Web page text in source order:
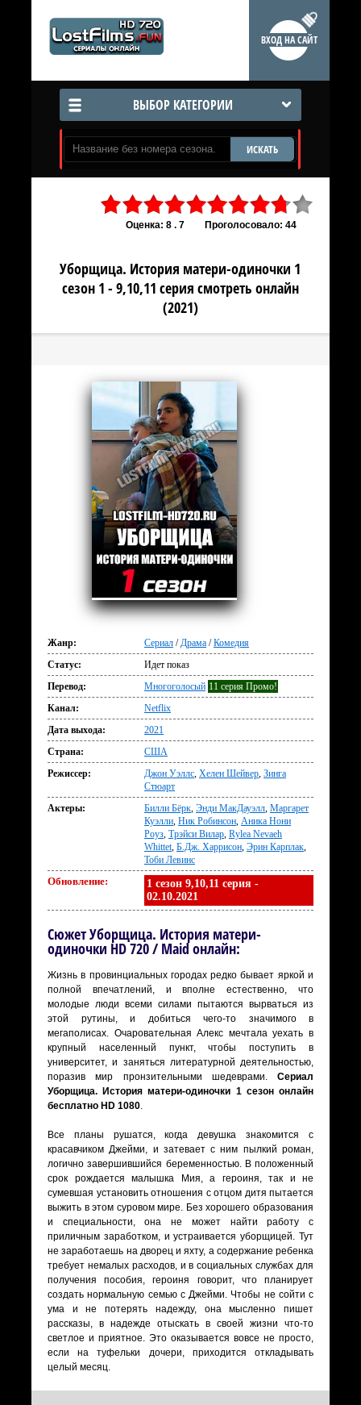
ВХОД НА САЙТ
ВЫБОР КАТЕГОРИИ
ИСКАТЬ
Оценка: 8 . 7 Проголосовало: 44
Уборщица. История матери-одиночки 1
сезон 1 - 9,10,11 серия смотреть онлайн
(2021)
Жанр: Сериал /Драма /Комедия
Статус:
Идет показ
Перевод:
Многоголосый 11 серия Промо!
Канал:
Netflix
Дата выхода:
2021
Страна:
США
Режиссер:
Джон Уэллс, Хелен Шейвер, Зинга
Стюарт
Актеры:
Билли Бёрк, Энди МакДауэлл, Маргарет
Куэлли, Ник Робинсон, Аника Нони
Роуз, Трэйси Вилар, Rylea Nevaeh
Whittet, Б.Дж. Харрисон, Эрин Карплак,
Тоби Левинс
Обновление:
1 сезон 9,10,11 серия -
02.10.2021
Сюжет Уборщица. История матери-
одиночки HD 720 / Maid онлайн:
Жизнь в провинциальных городах редко бывает яркой и
полной впечатлений, и вполне естественно, что
молодые люди всеми силами пытаются вырваться из
этой рутины, и добиться чего-то значимого в
мегаполисах. Очаровательная Алекс мечтала уехать в
крупный населенный пункт, чтобы поступить в
университет, и заняться литературной деятельностью,
поразив мир пронзительными шедеврами. Сериал
Уборщица. История матери-одиночки 1 сезон онлайн
бесплатно HD 1080.
Все планы рушатся, когда девушка знакомится с
красавчиком Джейми, и затевает с ним пылкий роман,
логично завершившийся беременностью. В положенный
срок рождается малышка Мия, а героиня, так и не
сумевшая установить отношения с отцом дитя пытается
выжить в этом суровом мире. Без хорошего образования
и специальности, она не может найти работу с
приличным заработком, и устраивается уборщицей. Тут
не заработаешь на дворец и яхту, а содержание ребенка
требует немалых расходов, и в социальных службах для
получения пособия, героиня говорит, что планирует
создать нормальную семью с Джейми. Чтобы не сойти с
ума и не потерять надежду, она мысленно пишет
рассказы, в надежде отыскать в своей жизни что-то
светлое и приятное. Это оказывается вовсе не просто,
если на туфельки дочери, приходится откладывать
целый месяц.